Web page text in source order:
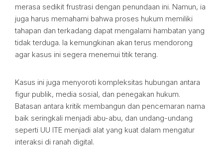
merasa sedikit frustrasi dengan penundaan ini. Namun, ia
juga harus memahami bahwa proses hukum memiliki
tahapan dan terkadang dapat mengalami hambatan yang
tidak terduga. Ia kemungkinan akan terus mendorong
agar kasus ini segera menemui titik terang.
Kasus ini juga menyoroti kompleksitas hubungan antara
figur publik, media sosial, dan penegakan hukum.
Batasan antara kritik membangun dan pencemaran nama
baik seringkali menjadi abu-abu, dan undang-undang
seperti UU ITE menjadi alat yang kuat dalam mengatur
interaksi di ranah digital.